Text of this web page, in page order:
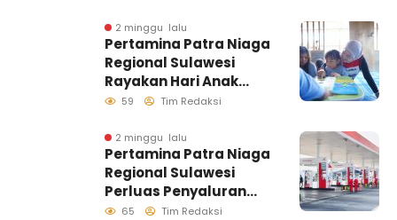
Distribusi B50 di
Kawasan Timur
Sulawesi
2 minggu lalu
Pertamina Patra Niaga
Regional Sulawesi
Rayakan Hari Anak
Nasional Melalui
Ruang Tumbuh
Generasi Penjaga
Pesisir
59 Tim Redaksi
2 minggu lalu
Pertamina Patra Niaga
Regional Sulawesi
Perluas Penyaluran
Biosolar B50, Kini
65 Tim Redaksi